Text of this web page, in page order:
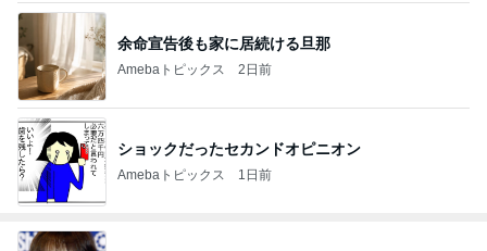
余命宣告後も家に居続ける旦那
Amebaトピックス 2日前
ショックだったセカンドオピニオン
Amebaトピックス 1日前